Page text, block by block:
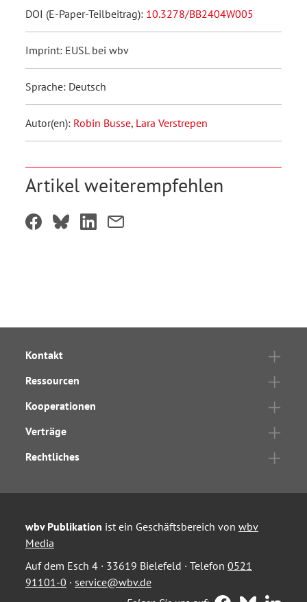
DOI (E-Paper-Teilbeitrag): 10.3278/BB2404W005
Imprint: EUSL bei wbv
Sprache: Deutsch
Autor(en): Robin Busse, Lara Verstrepen
Artikel weiterempfehlen
Kontakt
Ressourcen
Kooperationen
Verträge
Rechtliches
wbv Publikation ist ein Geschäftsbereich von wbv
Media
Auf dem Esch 4 · 33619 Bielefeld · Telefon 0521
91101-0 · service@wbv.de